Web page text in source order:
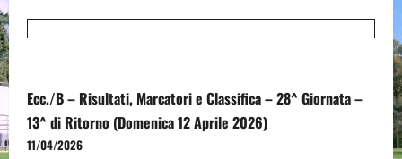
Ecc./B – Risultati, Marcatori e Classifica – 28^ Giornata –
13^ di Ritorno (Domenica 12 Aprile 2026)
11/04/2026